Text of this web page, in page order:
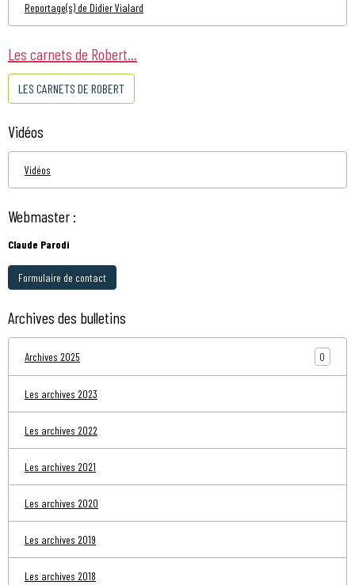
Reportage(s) de Didier Vialard
Les carnets de Robert...
LES CARNETS DE ROBERT
Vidéos
Vidéos
Webmaster :
Claude Parodi
Formulaire de contact
Archives des bulletins
Archives 2025 0
Les archives 2023
Les archives 2022
Les archives 2021
Les archives 2020
Les archives 2019
Les archives 2018